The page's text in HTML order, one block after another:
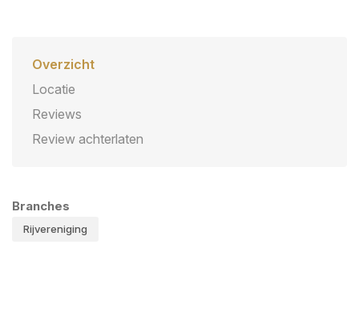
Overzicht
Locatie
Reviews
Review achterlaten
Branches
Rijvereniging